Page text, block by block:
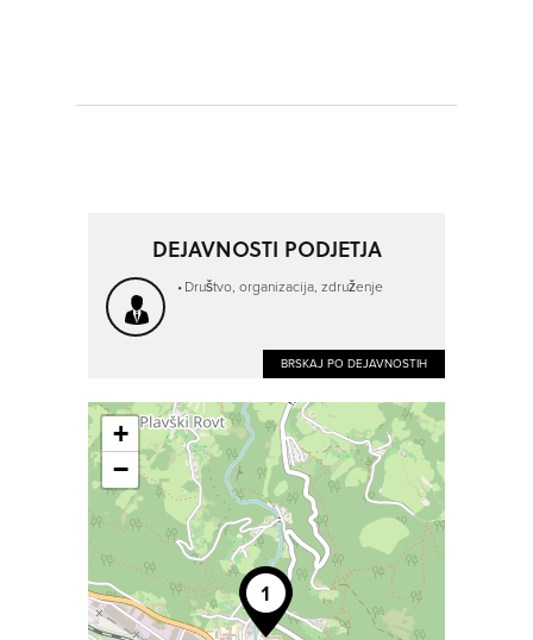
DEJAVNOSTI PODJETJA
Društvo, organizacija, združenje
BRSKAJ PO DEJAVNOSTIH
+
−